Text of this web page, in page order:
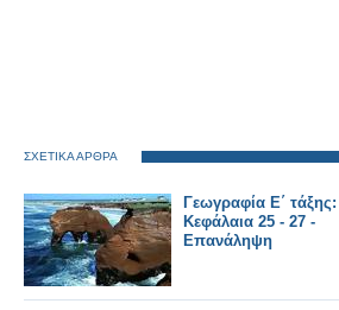
ΣΧΕΤΙΚΑ ΑΡΘΡΑ
Γεωγραφία Ε΄ τάξης:
Κεφάλαια 25 - 27 -
Επανάληψη